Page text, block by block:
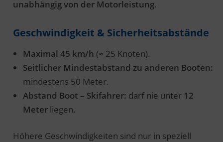
unabhängig von der Motorleistung.
Geschwindigkeit & Sicherheitsabstände
Maximal 45 km/h (≈ 25 Knoten).
Seitlicher Mindestabstand zu anderen Booten:
mindestens 50 Meter.
Abstand Boot – Skifahrer: darf nie unter 12
Meter liegen.
Höhere Geschwindigkeiten sind nur in speziell